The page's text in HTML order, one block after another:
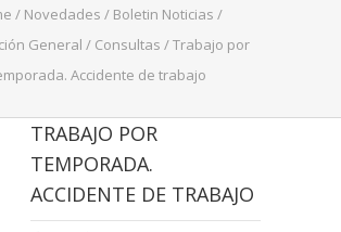
/ Novedades / Boletin Noticias /
General / Consultas /Trabajo por
Accidente de trabajo
TRABAJO POR
TEMPORADA.
ACCIDENTE DE TRABAJO